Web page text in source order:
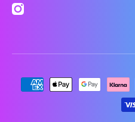
instagramcom/lepetshopch/